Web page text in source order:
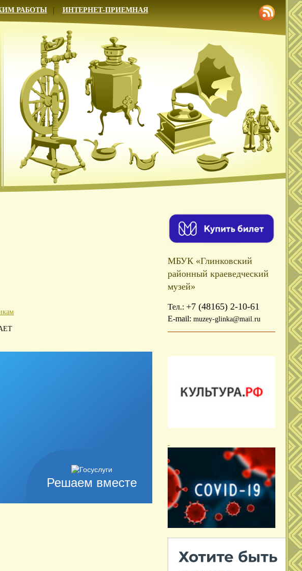
РАБОТЫ ИНТЕРНЕТ-ПРИЕМНАЯ
Решаем вместе
МБУК «Глинковский
районный краеведческий
музей»
Тел.: +7 (48165) 2-10-61
E-mail: muzey-glinka@mail.ru